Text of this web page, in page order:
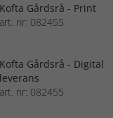
Gårdsrå - Print
nr: 082455
Gårdsrå - Digital
nr: 082455